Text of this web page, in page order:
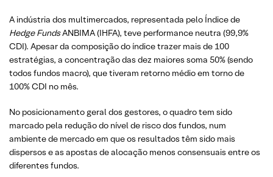
A indústria dos multimercados, representada pelo Índice de
HedgeFundsANBIMA (IHFA), teve performance neutra (99,9%
CDI). Apesar da composição do índice trazer mais de 100
estratégias, a concentração das dez maiores soma 50% (sendo
todos fundos macro), que tiveram retorno médio em torno de
100% CDI no mês.
No posicionamento geral dos gestores, o quadro tem sido
marcado pela redução do nível de risco dos fundos, num
ambiente de mercado em que os resultados têm sido mais
dispersos e as apostas de alocação menos consensuais entre os
diferentes fundos.